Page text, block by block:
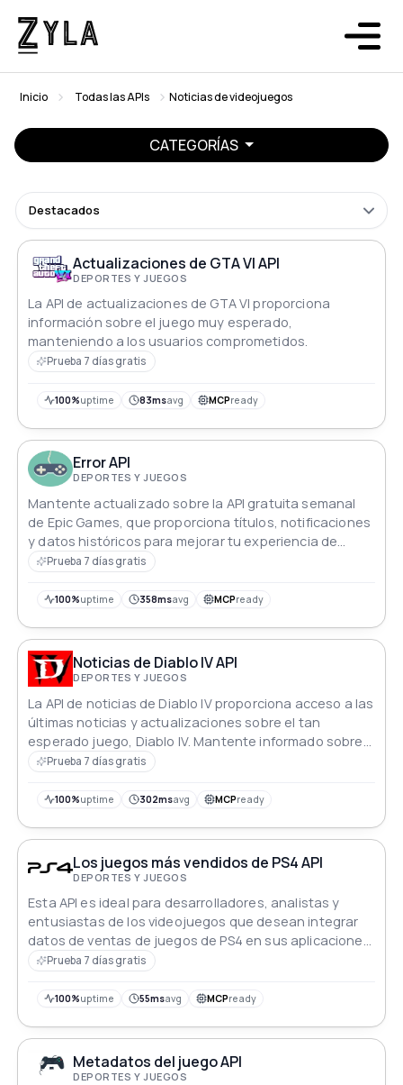
Inicio Todas las APIs Noticias de videojuegos
CATEGORÍAS
Destacados
Actualizaciones de GTA VI API
DEPORTES Y JUEGOS
La API de actualizaciones de GTA VI proporciona
información sobre el juego muy esperado,
manteniendo a los usuarios comprometidos.
Prueba 7 días gratis
100%uptime 83msavg MCPready
Error API
DEPORTES Y JUEGOS
Mantente actualizado sobre la API gratuita semanal
de Epic Games, que proporciona títulos, notificaciones
y datos históricos para mejorar tu experiencia de
juego.Prueba 7 días gratis
100%uptime 358msavg MCPready
Noticias de Diablo IV API
DEPORTES Y JUEGOS
La API de noticias de Diablo IV proporciona acceso a las
últimas noticias y actualizaciones sobre el tan
esperado juego, Diablo IV. Mantente informado sobre
nuevas características, mecánicas de juego, clases de
que nunca te pierdas ningún anuncio o desarrollo
Prueba 7 días gratis
100%uptime 302msavg MCPready
Los juegos más vendidos de PS4 API
DEPORTES Y JUEGOS
Esta API es ideal para desarrolladores, analistas y
entusiastas de los videojuegos que desean integrar
datos de ventas de juegos de PS4 en sus aplicaciones,
realizar análisis o crear paneles sin necesidad de
Prueba 7 días gratis
100%uptime 55msavg MCPready
Metadatos del juego API
DEPORTES Y JUEGOS